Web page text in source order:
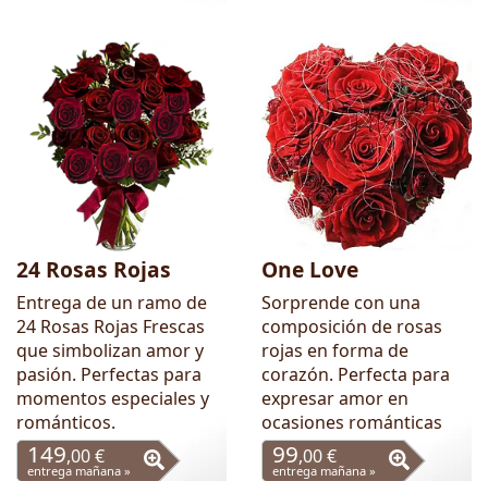
24 Rosas Rojas
Entrega de un ramo de
24 Rosas Rojas Frescas
que simbolizan amor y
pasión. Perfectas para
momentos especiales y
románticos.
149,00 €
entrega mañana »
One Love
Sorprende con una
composición de rosas
rojas en forma de
corazón. Perfecta para
expresar amor en
ocasiones románticas
99,00 €
entrega mañana »